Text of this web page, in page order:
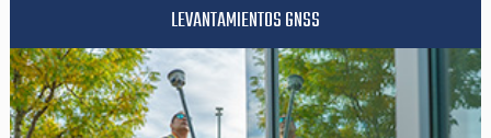
LEVANTAMIENTOS GNSS